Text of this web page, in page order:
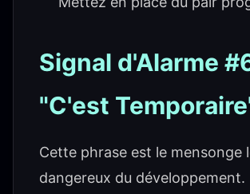
Signal d'Alarme
"C'est
Cette phrase est le mensonge
dangereux du développement.